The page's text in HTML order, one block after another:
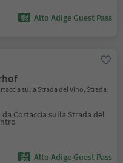
Alto Adige Guest Pass
sulla Strada del Vino, Strada
da Cortaccia sulla Strada del
Alto Adige Guest Pass